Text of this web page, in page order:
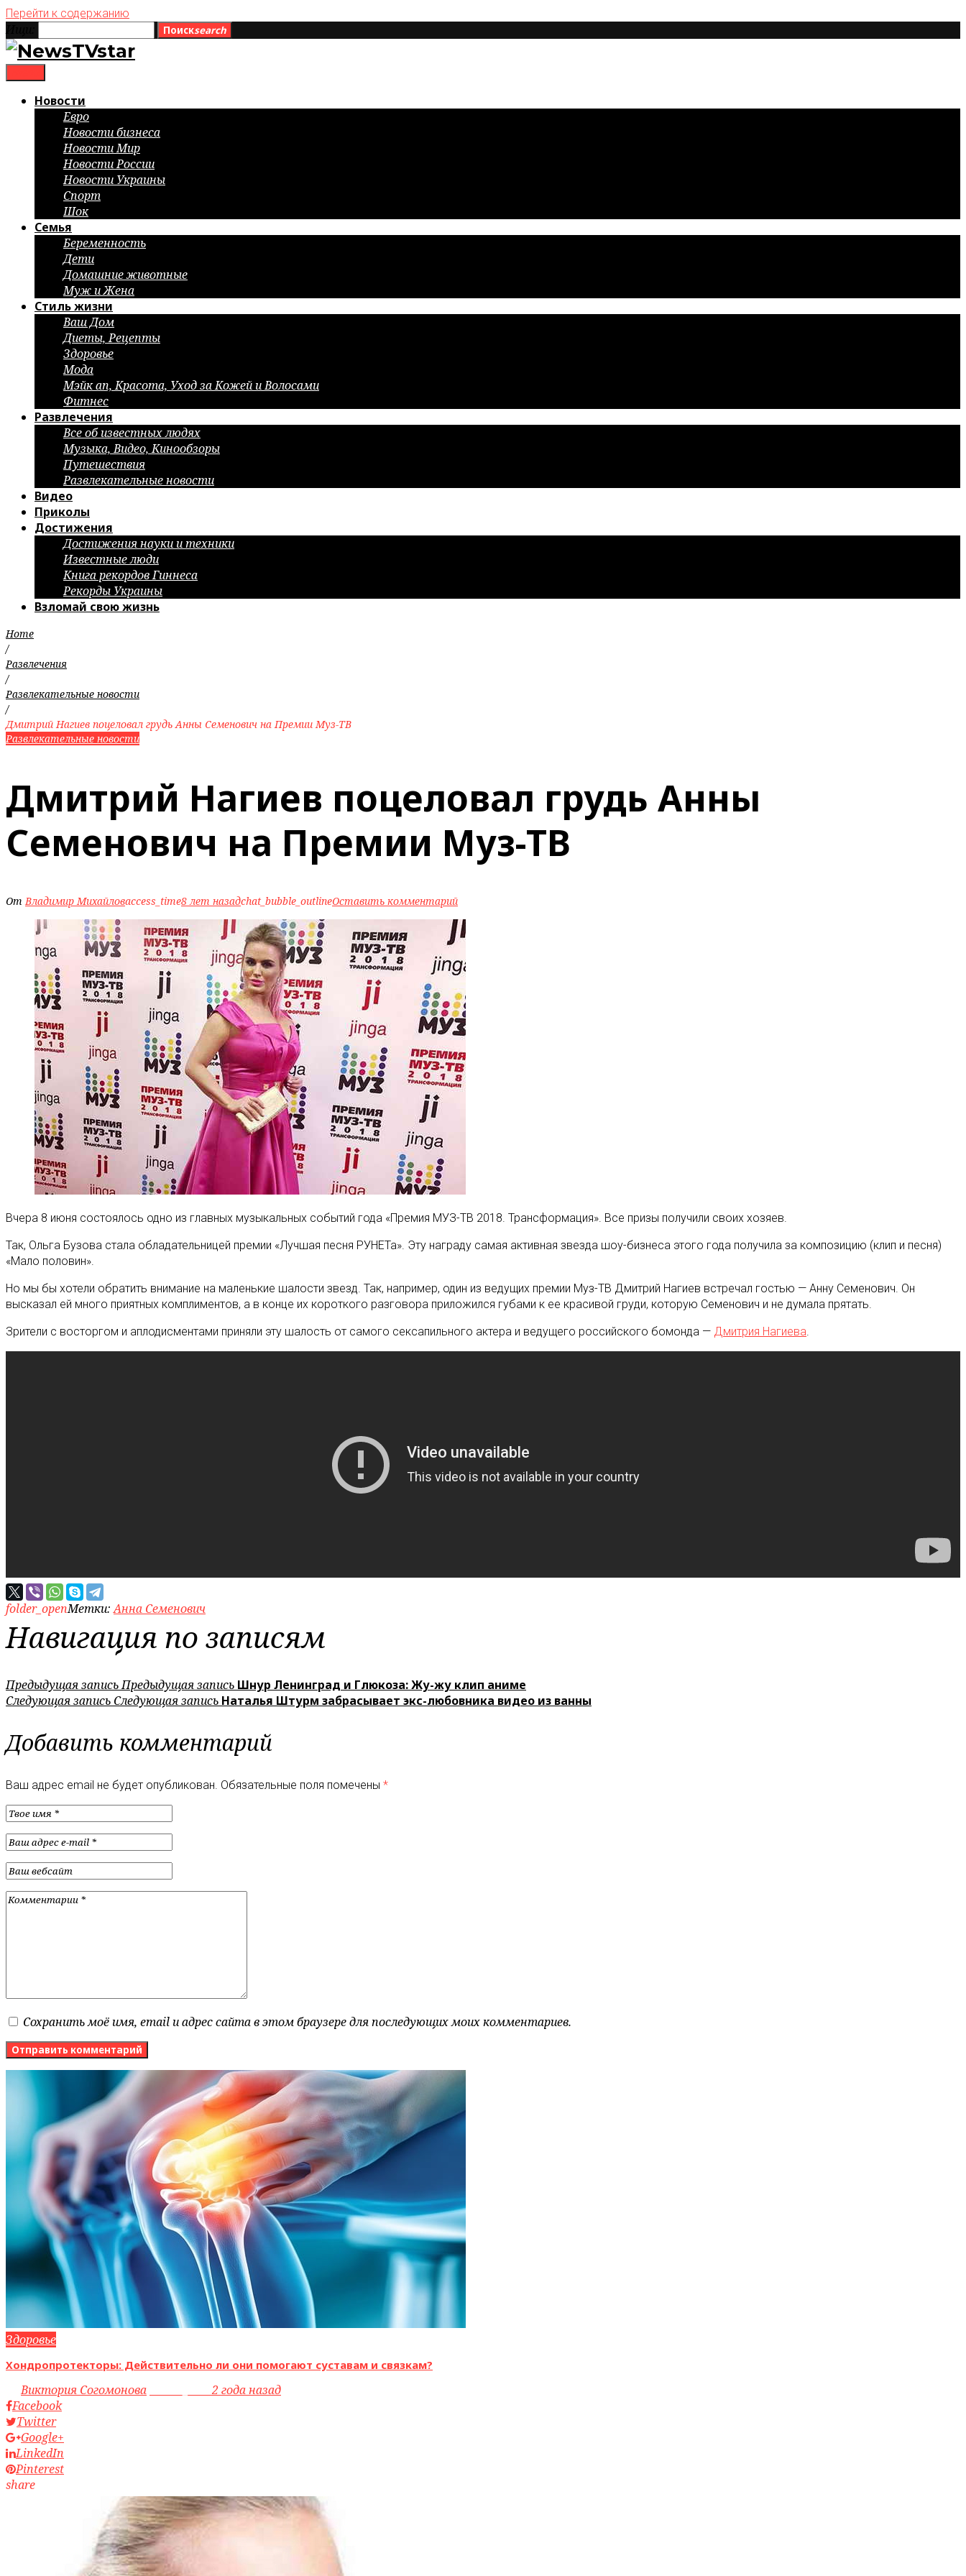
Перейти к содержанию
Поискsearch
Новости
Евро
Новости бизнеса
Новости Мир
Новости России
Новости Украины
Спорт
Шок
Семья
Беременность
Дети
Домашние животные
Муж и Жена
Стиль жизни
Ваш Дом
Диеты, Рецепты
Здоровье
Мода
Мэйк ап, Красота, Уход за Кожей и Волосами
Фитнес
Развлечения
Все об известных людях
Музыка, Видео, Кинообзоры
Путешествия
Развлекательные новости
Видео
Приколы
Достижения
Достижения науки и техники
Известные люди
Книга рекордов Гиннеса
Рекорды Украины
Взломай свою жизнь
Home
/
Развлечения
/
Развлекательные новости
/
Дмитрий Нагиев поцеловал грудь Анны Семенович на Премии Муз-ТВ
Развлекательные новости
Дмитрий Нагиев поцеловал грудь Анны
Семенович на Премии Муз-ТВ
ОтВладимир Михайловaccess_time8 лет назадchat_bubble_outlineОставить комментарий
Вчера 8 июня состоялось одно из главных музыкальных событий года «Премия МУЗ-ТВ 2018. Трансформация». Все призы получили своих хозяев.
Так, Ольга Бузова стала обладательницей премии «Лучшая песня РУНЕТа». Эту награду самая активная звезда шоу-бизнеса этого года получила за композицию (клип и песня)
«Мало половин».
Но мы бы хотели обратить внимание на маленькие шалости звезд. Так, например, один из ведущих премии Муз-ТВ Дмитрий Нагиев встречал гостью — Анну Семенович. Он
высказал ей много приятных комплиментов, а в конце их короткого разговора приложился губами к ее красивой груди, которую Семенович и не думала прятать.
Зрители с восторгом и аплодисментами приняли эту шалость от самого сексапильного актера и ведущего российского бомонда — Дмитрия Нагиева.
folder_openМетки:Анна Семенович
Навигация по записям
Предыдущая записьПредыдущая запись Шнур Ленинград и Глюкоза: Жу-жу клип аниме
Следующая запись Следующая запись Наталья Штурм забрасывает экс-любовника видео из ванны
Добавить комментарий
Ваш адрес email не будет опубликован. Обязательные поля помечены *
Сохранить моё имя, email и адрес сайта в этом браузере для последующих моих комментариев.
Здоровье
Хондропротекторы: Действительно ли они помогают суставам и связкам?
byВиктория Согомонова access_time2 года назад
Facebook
Twitter
Google+
LinkedIn
Pinterest
share